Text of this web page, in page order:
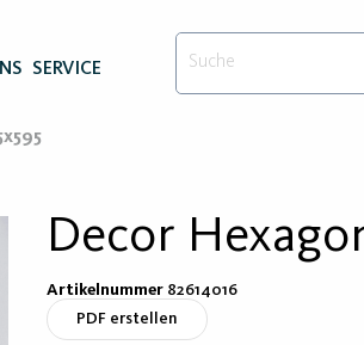
SERVICE
Decor
Artikelnummer 82614016
PDF erstellen